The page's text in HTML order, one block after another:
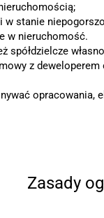
stanie
w nieruchomość.
spółdzielcze
z
opracowania,
Zasady